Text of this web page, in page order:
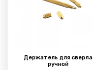
Держатель для сверла
ручной